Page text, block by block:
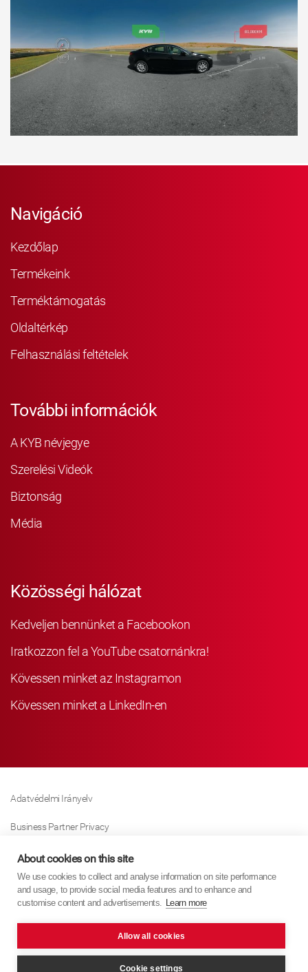
Navigáció
Kezdőlap
Termékeink
Terméktámogatás
Oldaltérkép
Felhasználási feltételek
További információk
A KYB névjegye
Szerelési Videók
Biztonság
Média
Közösségi hálózat
Kedveljen bennünket a Facebookon
Iratkozzon fel a YouTube csatornánkra!
Kövessen minket az Instagramon
Kövessen minket a LinkedIn-en
Adatvédelmi Irányelv
Business Partner Privacy
Sütikre Vonatkozó Irányelv
Modern Slavery Act Policy
PixelTree Media
About cookies on this site
We use cookies to collect and analyse information on site performance
and usage, to provide social media features and to enhance and
customise content and advertisements. Learn more
Allow all cookies
Cookie settings